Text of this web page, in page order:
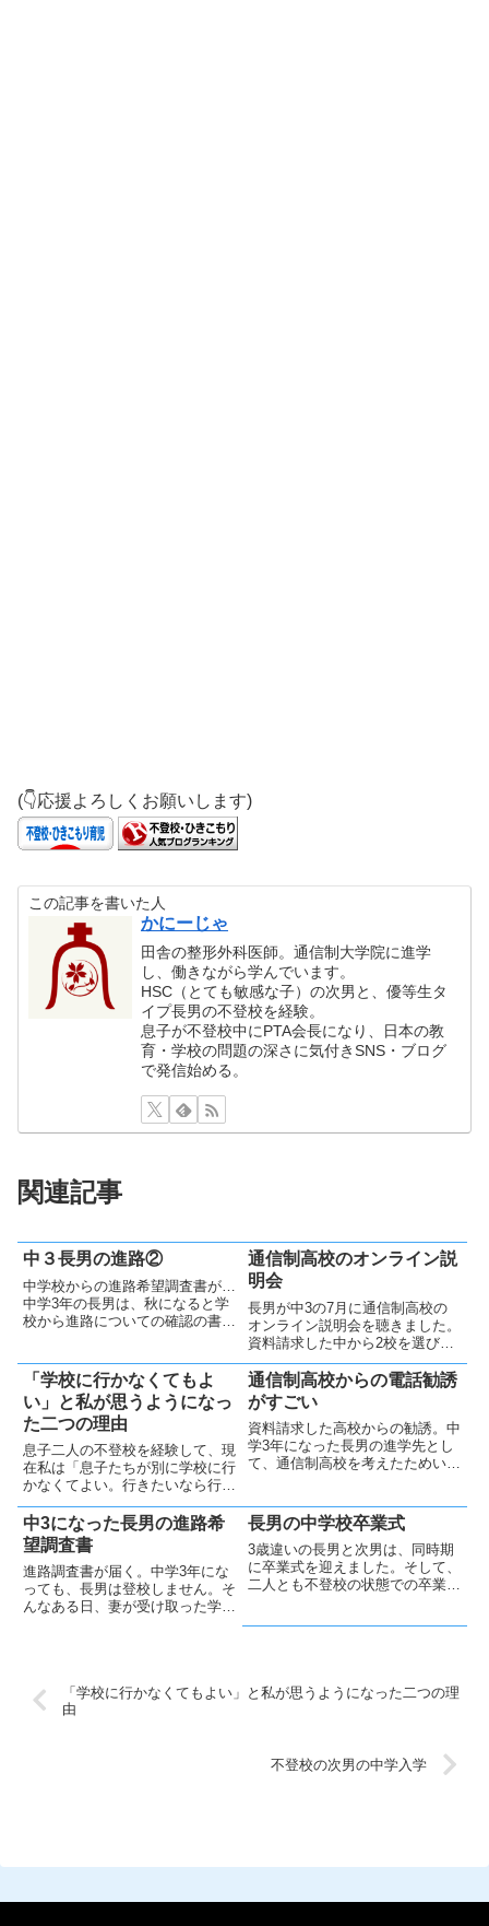
(👇応援よろしくお願いします)
この記事を書いた人
かにーじゃ
田舎の整形外科医師。通信制大学院に進学
し、働きながら学んでいます。
HSC（とても敏感な子）の次男と、優等生タ
イプ長男の不登校を経験。
息子が不登校中にPTA会長になり、日本の教
育・学校の問題の深さに気付きSNS・ブログ
で発信始める。
関連記事
中３長男の進路②
中学校からの進路希望調査書が…
中学3年の長男は、秋になると学
校から進路についての確認の書類
高校（過去記事：「通信制高校の
オンライン説明会」）にほぼ決め
ていましたが、本人の希望がど
う...
通信制高校のオンライン説
明会
長男が中3の7月に通信制高校の
オンライン説明会を聴きました。
資料請求した中から2校を選びま
した（過去記事：「通信制高校か
らの電話勧誘がすごい」。第1候
補の通信制高校のオンライン説明
会長男に一番合っていそうな高校
の説明会は、学校の規模も小さ
い...
「学校に行かなくてもよ
い」と私が思うようになっ
た二つの理由
息子二人の不登校を経験して、現
在私は「息子たちが別に学校に行
かなくてよい。行きたいなら行け
ばよい。」と思っています。その
二つの理由を、本日は書きたいと
思います。理由① 学校がうまく
機能していない。私自身、息子た
ちが不登校になるまで学校には
関...
通信制高校からの電話勧誘
がすごい
資料請求した高校からの勧誘。中
学3年になった長男の進学先とし
て、通信制高校を考えたためいく
記事：「中3になった長男の進路
希望調査書」）。受け取ってしば
らくすると、それらの高校から
続...
中3になった長男の進路希
望調査書
進路調査書が届く。中学3年にな
っても、長男は登校しません。そ
んなある日、妻が受け取った学校
けるのか？（入学＆通学）とい
う...
長男の中学校卒業式
3歳違いの長男と次男は、同時期
に卒業式を迎えました。そして、
二人とも不登校の状態での卒業で
選...
「学校に行かなくてもよい」と私が思うようになった二つの理
由
不登校の次男の中学入学